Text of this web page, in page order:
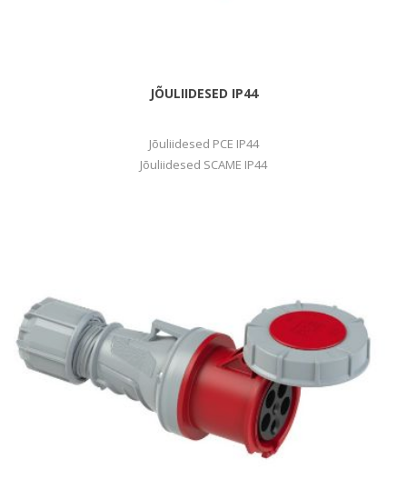
JÕULIIDESED IP44
Jõuliidesed PCE IP44
Jõuliidesed SCAME IP44